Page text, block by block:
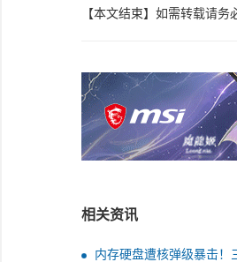
【本文结束】如需转载请
相关资讯
内存硬盘遭核弹级暴击